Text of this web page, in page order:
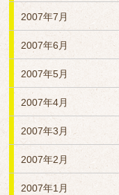
2007年7月
2007年6月
2007年5月
2007年4月
2007年3月
2007年2月
2007年1月